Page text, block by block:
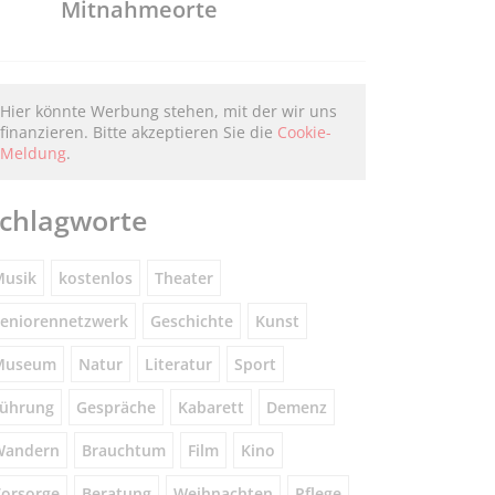
Mitnahmeorte
Hier könnte Werbung stehen, mit der wir uns
finanzieren. Bitte akzeptieren Sie die Cookie-
Meldung.
kostenlos Theater
Geschichte Kunst
Natur Literatur Sport
Gespräche Kabarett Demenz
Brauchtum Film Kino